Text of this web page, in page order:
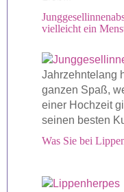
vielleicht ein
Jahrzehntelang
ganzen Spaß,
einer Hochzeit
seinen besten
Was Sie bei